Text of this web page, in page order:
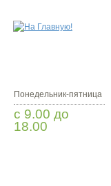
Понедельник-пятница
с 9.00 до
18.00